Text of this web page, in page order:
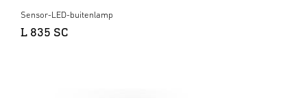
Sensor-LED-buitenlamp
L 835 SC